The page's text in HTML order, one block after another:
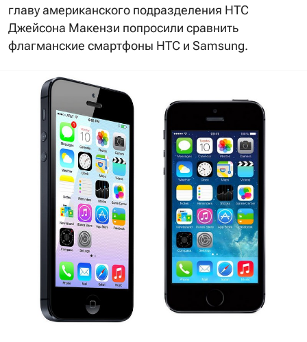
главу американского подразделения HTC
Джейсона Макензи попросили сравнить
флагманские смартфоны HTC и Samsung.